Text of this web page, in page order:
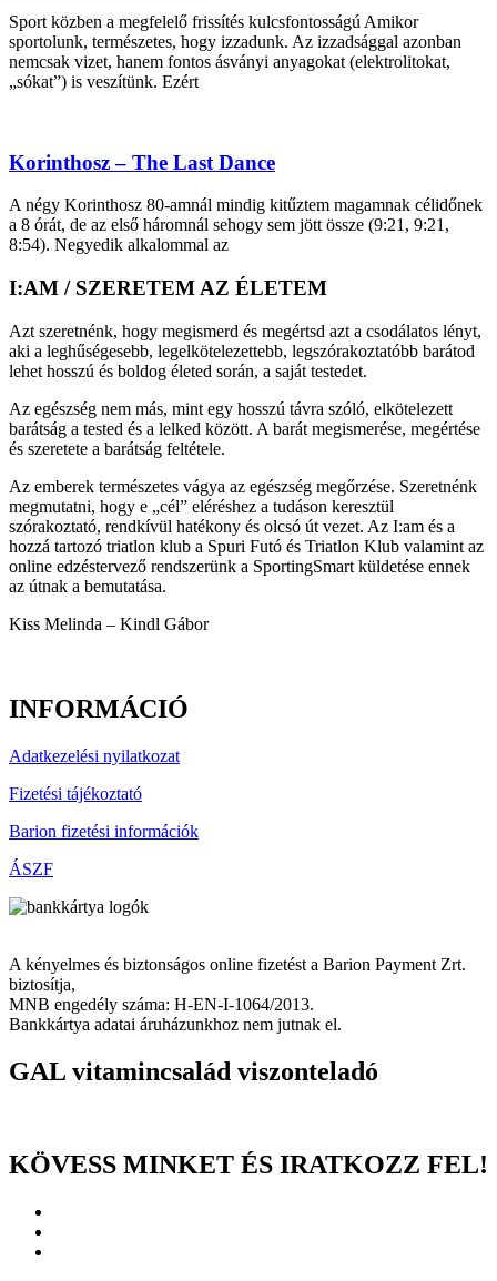
Sport közben a megfelelő frissítés kulcsfontosságú Amikor
sportolunk, természetes, hogy izzadunk. Az izzadsággal azonban
nemcsak vizet, hanem fontos ásványi anyagokat (elektrolitokat,
„sókat”) is veszítünk. Ezért
Korinthosz – The Last Dance
A négy Korinthosz 80-amnál mindig kitűztem magamnak célidőnek
a 8 órát, de az első háromnál sehogy sem jött össze (9:21, 9:21,
8:54). Negyedik alkalommal az
I:AM / SZERETEM AZ ÉLETEM
Azt szeretnénk, hogy megismerd és megértsd azt a csodálatos lényt,
aki a leghűségesebb, legelkötelezettebb, legszórakoztatóbb barátod
lehet hosszú és boldog életed során, a saját testedet.
Az egészség nem más, mint egy hosszú távra szóló, elkötelezett
barátság a tested és a lelked között. A barát megismerése, megértése
és szeretete a barátság feltétele.
Az emberek természetes vágya az egészség megőrzése. Szeretnénk
megmutatni, hogy e „cél” eléréshez a tudáson keresztül
szórakoztató, rendkívül hatékony és olcsó út vezet. Az I:am és a
hozzá tartozó triatlon klub a Spuri Futó és Triatlon Klub valamint az
online edzéstervező rendszerünk a SportingSmart küldetése ennek
az útnak a bemutatása.
Kiss Melinda – Kindl Gábor
INFORMÁCIÓ
Adatkezelési nyilatkozat
Fizetési tájékoztató
Barion fizetési információk
ÁSZF
A kényelmes és biztonságos online fizetést a Barion Payment Zrt.
biztosítja,
MNB engedély száma: H-EN-I-1064/2013.
Bankkártya adatai áruházunkhoz nem jutnak el.
GAL vitamincsalád viszonteladó
KÖVESS MINKET ÉS IRATKOZZ FEL!